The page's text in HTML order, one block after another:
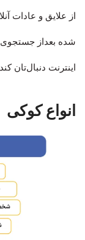
از علایق و عادات
شده بعداز
اینترنت دنبال‌تان
انواع کوکی